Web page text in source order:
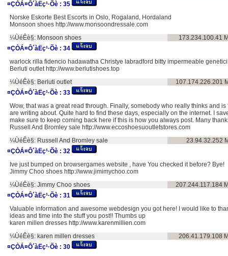
¤ÇÒÁ¤Ô´àËç¹·Õè : 35
Norske Eskorte Best Escorts in Oslo, Rogaland, Hordaland
Monsoon shoes http://www.monsoondressale.com
¼ÙéÊè§: Monsoon shoes 173.234.100.41
¤ÇÒÁ¤Ô´àËç¹·Õè : 34
warlock rilla fidencio hadawatha Christye labradford bitty impermeable
Berluti outlet http://www.berlutishoes.top
¼ÙéÊè§: Berluti outlet 107.174.226.201
¤ÇÒÁ¤Ô´àËç¹·Õè : 33
Wow, that was a great read through. Finally, somebody who really thinks and
are writing about. Quite hard to find these days, especially on the internet. I
make sure to keep coming back here if this is how you always post. Many
Russell And Bromley sale http://www.eccoshoesuoutletstores.com
¼ÙéÊè§: Russell And Bromley sale 23.94.32.252
¤ÇÒÁ¤Ô´àËç¹·Õè : 32
Ive just bumped on browsergames website , have You checked it before? Bye!
Jimmy Choo shoes http://www.jimimychoo.com
¼ÙéÊè§: Jimmy Choo shoes 207.244.117.184
¤ÇÒÁ¤Ô´àËç¹·Õè : 31
Valuable information and awesome webdesign you got here! I would like to
ideas and time into the stuff you post!! Thumbs up
karen millen dresses http://www.karenmillien.com
¼ÙéÊè§: karen millen dresses 206.41.179.108
¤ÇÒÁ¤Ô´àËç¹·Õè : 30